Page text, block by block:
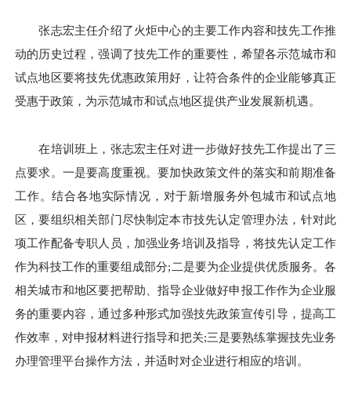
张志宏主任介绍了火炬中心的主要工作内容和技先工作推
动的历史过程，强调了技先工作的重要性，希望各示范城市和
试点地区要将技先优惠政策用好，让符合条件的企业能够真正
受惠于政策，为示范城市和试点地区提供产业发展新机遇。
在培训班上，张志宏主任对进一步做好技先工作提出了三
点要求。一是要高度重视。要加快政策文件的落实和前期准备
工作。结合各地实际情况，对于新增服务外包城市和试点地
区，要组织相关部门尽快制定本市技先认定管理办法，针对此
项工作配备专职人员，加强业务培训及指导，将技先认定工作
作为科技工作的重要组成部分;二是要为企业提供优质服务。各
相关城市和地区要把帮助、指导企业做好申报工作作为企业服
务的重要内容，通过多种形式加强技先政策宣传引导，提高工
作效率，对申报材料进行指导和把关;三是要熟练掌握技先业务
办理管理平台操作方法，并适时对企业进行相应的培训。